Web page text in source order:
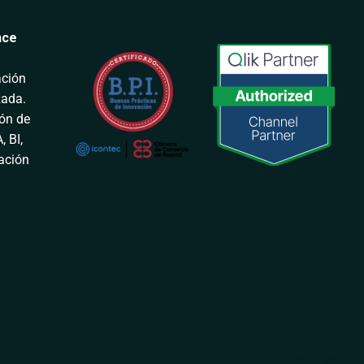
de
BI,